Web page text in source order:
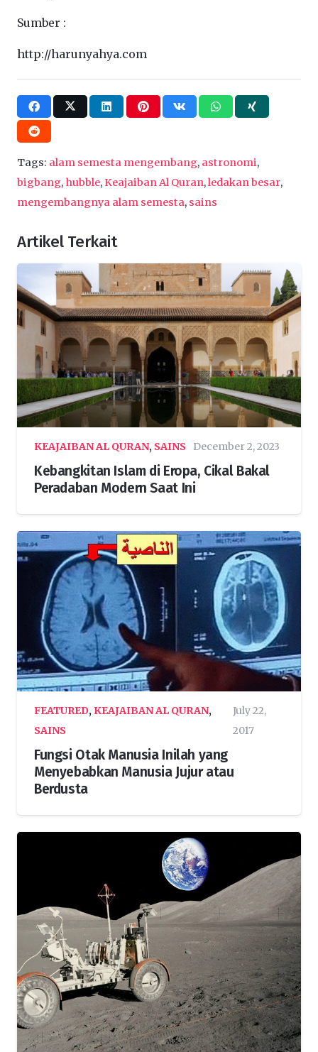
Sumber :
http://harunyahya.com
Tags: alam semesta mengembang, astronomi,
bigbang, hubble,Keajaiban Al Quran,ledakan besar,
mengembangnya alam semesta, sains
Artikel Terkait
KEAJAIBAN AL QURAN, SAINS December 2, 2023
Kebangkitan Islam di Eropa, Cikal Bakal
Peradaban Modern Saat Ini
FEATURED, KEAJAIBAN AL QURAN,
SAINS
July 22,
2017
Fungsi Otak Manusia Inilah yang
Menyebabkan Manusia Jujur atau
Berdusta